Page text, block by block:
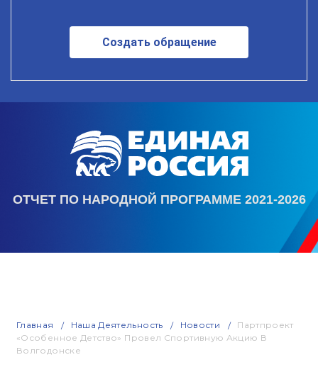
Создать обращение
ОТЧЕТ ПО НАРОДНОЙ ПРОГРАММЕ 2021-2026
Главная Наша Деятельность Новости
Партпроект
«Особенное Детство» Провел Спортивную Акцию В
Волгодонске